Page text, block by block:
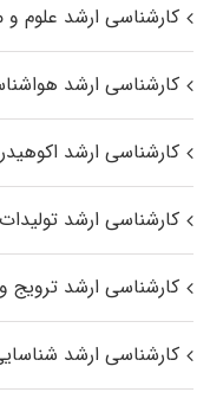
کارشناسی ارشد
کارشناسی ارشد
کارشناسی ارشد
کارشناسی ارشد
کارشناسی ارشد
کارشناسی ارشد